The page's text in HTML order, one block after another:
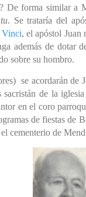
De forma similar a
. Se trataría del
Vinci, el apóstol Juan
además de dotar
sobre su hombro.
se acordarán de
de la
en el coro
de fiestas de
cementerio de